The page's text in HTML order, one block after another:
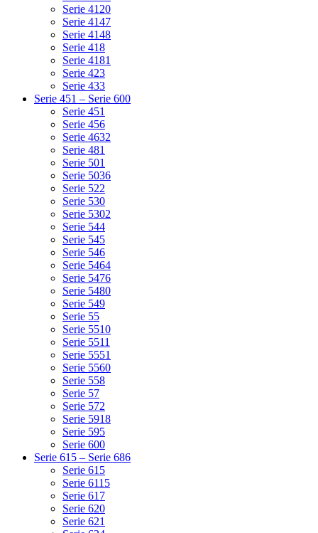
Serie 4120
Serie 4147
Serie 4148
Serie 418
Serie 4181
Serie 423
Serie 433
Serie 451 – Serie 600
Serie 451
Serie 456
Serie 4632
Serie 481
Serie 501
Serie 5036
Serie 522
Serie 530
Serie 5302
Serie 544
Serie 545
Serie 546
Serie 5464
Serie 5476
Serie 5480
Serie 549
Serie 55
Serie 5510
Serie 5511
Serie 5551
Serie 5560
Serie 558
Serie 57
Serie 572
Serie 5918
Serie 595
Serie 600
Serie 615 – Serie 686
Serie 615
Serie 6115
Serie 617
Serie 620
Serie 621